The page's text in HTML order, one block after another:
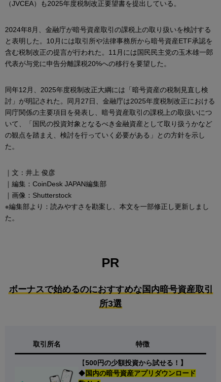
（JVCEA）も2025年度税制改正要望書を提出している。
2024年8月、金融庁が暗号資産取引の課税上の取り扱いを検討する
と表明した。10月には取引所や法律事務所から暗号資産ETF承認を
含む税制改正の提言が行われた。11月には国民民主党の玉木雄一郎
代表が与党に申告分離課税20%への移行を要望した。
同年12月、2025年度税制改正大綱には「暗号資産の税制見直し検
討」が明記された。同月27日、金融庁は2025年度税制改正における
同庁関係の主要項目を発表し、暗号資産取引の課税上の取扱いにつ
いて、「国民の投資対象となるべき金融資産として取り扱うかなど
の観点を踏まえ、検討を行っていく必要がある」との方針を示し
た。
｜文：井上 俊彦
｜編集：CoinDesk JAPAN編集部
｜画像：Shutterstock
※編集部より：読みやすさを勘案し、本文を一部修正し更新しまし
た。
PR
ボーナスで始めるのにおすすめな国内暗号資産取引
所3選
取引所名 特徴
【500円の少額投資から試せる！】
◆国内の暗号資産アプリダウンロード